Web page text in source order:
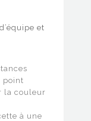
et
point
la couleur
à une